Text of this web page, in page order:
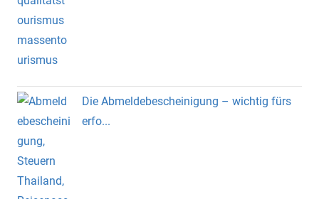
Die Abmeldebescheinigung – wichtig fürs
erfo...